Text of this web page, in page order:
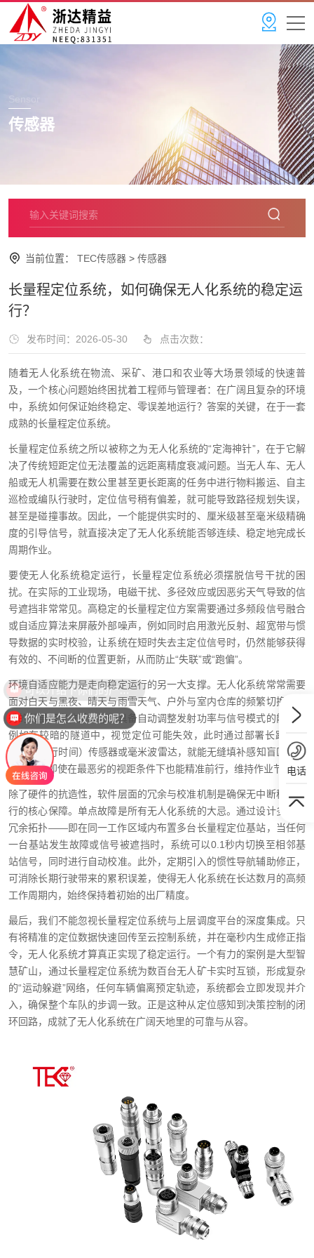
Sensor
传感器
当前位置： TEC传感器 > 传感器
长量程定位系统，如何确保无人化系统的稳定运
行？
发布时间：2026-05-30 点击次数：
随着无人化系统在物流、采矿、港口和农业等大场景领域的快速普
及，一个核心问题始终困扰着工程师与管理者：在广阔且复杂的环境
中，系统如何保证始终稳定、零误差地运行？答案的关键，在于一套
成熟的长量程定位系统。
长量程定位系统之所以被称之为无人化系统的“定海神针”，在于它解
决了传统短距定位无法覆盖的远距离精度衰减问题。当无人车、无人
船或无人机需要在数公里甚至更长距离的任务中进行物料搬运、自主
巡检或编队行驶时，定位信号稍有偏差，就可能导致路径规划失误，
甚至是碰撞事故。因此，一个能提供实时的、厘米级甚至毫米级精确
度的引导信号，就直接决定了无人化系统能否够连续、稳定地完成长
周期作业。
要使无人化系统稳定运行，长量程定位系统必须摆脱信号干扰的困
扰。在实际的工业现场，电磁干扰、多径效应或因恶劣天气导致的信
号遮挡非常常见。高稳定的长量程定位方案需要通过多频段信号融合
或自适应算法来屏蔽外部噪声，例如同时启用激光反射、超宽带与惯
导数据的实时校验，让系统在短时失去主定位信号时，仍然能够获得
有效的、不间断的位置更新，从而防止“失联”或“跑偏”。
环境自适应能力是走向稳定运行的另一大支撑。无人化系统常常需要
面对白天与黑夜、晴天与雨雪天气、户外与室内仓库的频繁切换。优
秀的长量程定位系统必须具备自动调整发射功率与信号模式的能力。
例如在较暗的隧道中，视觉定位可能失效，此时通过部署长距离的
TOF（飞行时间）传感器或毫米波雷达，就能无缝填补感知盲区，确
保无人车即使在最恶劣的视距条件下也能精准前行，维持作业节奏。
除了硬件的抗造性，软件层面的冗余与校准机制是确保无中断稳定运
行的核心保障。单点故障是所有无人化系统的大忌。通过设计多基站
冗余拓扑——即在同一工作区域内布置多台长量程定位基站，当任何
一台基站发生故障或信号被遮挡时，系统可以0.1秒内切换至相邻基
站信号，同时进行自动校准。此外，定期引入的惯性导航辅助修正，
可消除长期行驶带来的累积误差，使得无人化系统在长达数月的高频
工作周期内，始终保持着初始的出厂精度。
最后，我们不能忽视长量程定位系统与上层调度平台的深度集成。只
有将精准的定位数据快速回传至云控制系统，并在毫秒内生成修正指
令，无人化系统才算真正实现了稳定运行。一个有力的案例是大型智
慧矿山，通过长量程定位系统为数百台无人矿卡实时互锁，形成复杂
的“运动躲避”网络，任何车辆偏离预定轨迹，系统都会立即发现并介
入，确保整个车队的步调一致。正是这种从定位感知到决策控制的闭
环回路，成就了无人化系统在广阔天地里的可靠与从容。
电话
可以介绍下你们的产品么？
你们是怎么收费的呢？